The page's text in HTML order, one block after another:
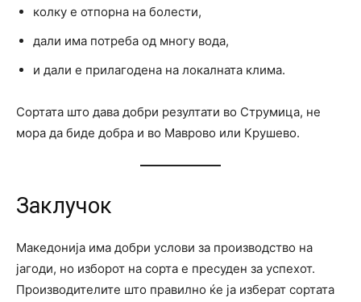
колку е отпорна на болести,
дали има потреба од многу вода,
и дали е прилагодена на локалната клима.
Сортата што дава добри резултати во Струмица, не
мора да биде добра и во Маврово или Крушево.
Заклучок
Македонија има добри услови за производство на
јагоди, но изборот на сорта е пресуден за успехот.
Производителите што правилно ќе ја изберат сортата